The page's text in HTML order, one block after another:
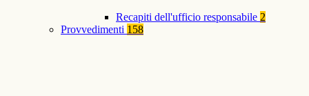
Recapiti dell'ufficio responsabile 2
Provvedimenti 158